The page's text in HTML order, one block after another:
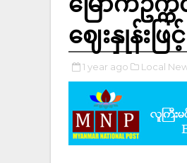
ဈေးနှုန်းဖြ
1 year ago Local